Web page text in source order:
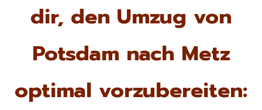
dir, den Umzug von
Potsdam nach Metz
optimal vorzubereiten: